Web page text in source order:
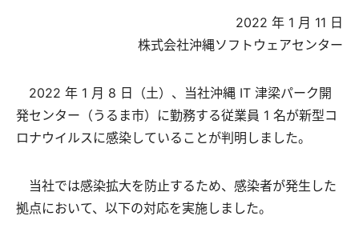
2022 年 1 月 11 日
株式会社沖縄ソフトウェアセンター
2022 年 1 月 8 日（土）、当社沖縄 IT 津梁パーク開
発センター（うるま市）に勤務する従業員 1 名が新型コ
ロナウイルスに感染していることが判明しました。
当社では感染拡大を防止するため、感染者が発生した
拠点において、以下の対応を実施しました。